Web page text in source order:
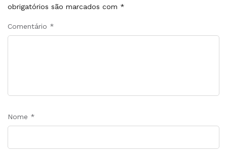
obrigatórios são marcados com *
Comentário *
Nome *